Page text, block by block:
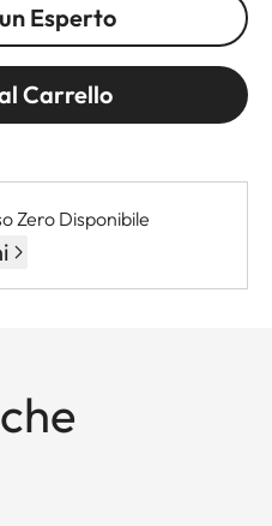
Esperto
Carrello
Zero Disponibile